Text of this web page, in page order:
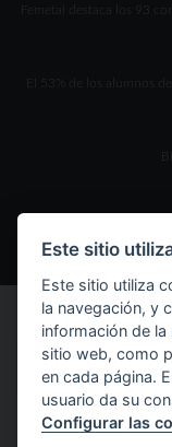
Femetal destaca los 93
El 53% de los alumnos
Este sitio
Este sitio utiliza
la navegación, y cookies analíticas, que almacenan
información de
sitio web, como
en cada página.
usuario da su
Configurar las